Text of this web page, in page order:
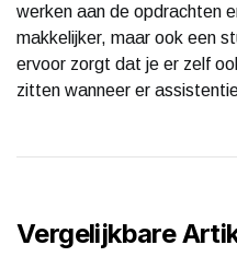
werken aan de opdrachten
makkelijker, maar ook een
ervoor zorgt dat je er zelf
zitten wanneer er
Vergelijkbare